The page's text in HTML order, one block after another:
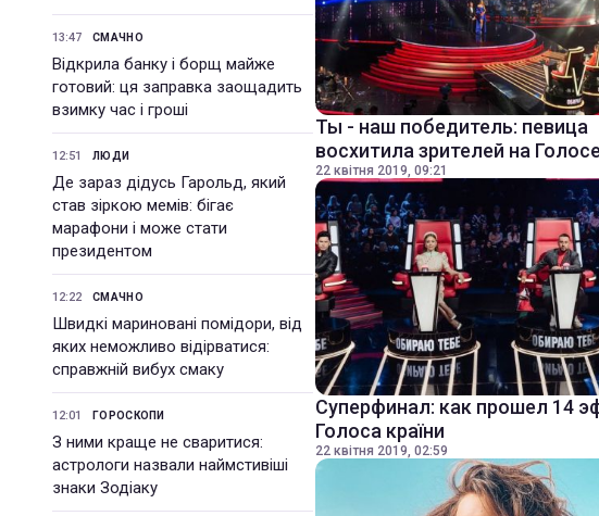
13:47 СМАЧНО
Відкрила банку і борщ майже
готовий: ця заправка заощадить
взимку час і гроші
12:51 ЛЮДИ
Де зараз дідусь Гарольд, який
став зіркою мемів: бігає
марафони і може стати
президентом
12:22 СМАЧНО
Швидкі мариновані помідори, від
яких неможливо відірватися:
справжній вибух смаку
12:01 ГОРОСКОПИ
З ними краще не сваритися:
астрологи назвали наймстивіші
знаки Зодіаку
Ты - наш победитель: певица
восхитила зрителей на
22 квітня 2019, 09:21
Суперфинал: как прошел 14
Голоса країни
22 квітня 2019, 02:59